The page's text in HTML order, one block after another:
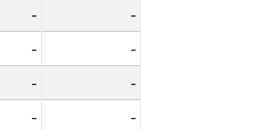
-
-
-
-
-
-
-
-